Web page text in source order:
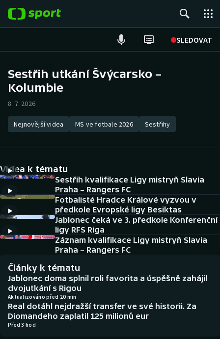
SLEDOVAT
Hokej
Atletika
DALŠÍ SPORTY
Americký fotbal
Baseball a softbal
Biatlon
Boby a skeleton
Box
NEPŘEHLÉDNĚTE
Historické návraty
Aplikace ČT sport
AZ kvíz
Sestřih utkání Švýcarsko –
Kolumbie
8. 7. 2026
Nejnovější videa MS ve fotbale 2026 Sestřihy
Videa k tématu
Sestřih kvalifikace Ligy mistryň Slavia
Praha – Rangers FC
Fotbalisté Hradce Králové vyzvou v
předkole Evropské ligy Besiktas
Jablonec čeká ve 3. předkole Konferenční
ligy RFS Riga
Záznam kvalifikace Ligy mistryň Slavia
Praha – Rangers FC
Články k tématu
Jablonec doma splnil roli favorita a úspěšně zahájil
dvojutkání s Rigou
Aktualizováno před 20 min
Real dotáhl nejdražší transfer ve své historii. Za
Diomandeho zaplatil 125 milionů eur
Před 3 hod